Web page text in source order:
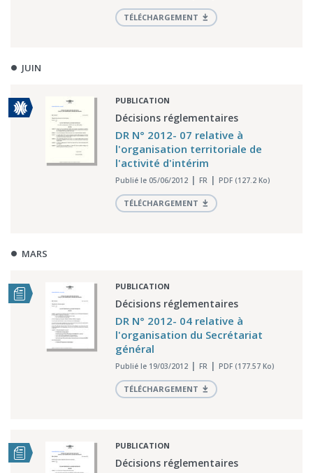
TÉLÉCHARGEMENT
JUIN
PUBLICATION
Décisions réglementaires
DR N° 2012- 07 relative à
l'organisation territoriale de
l'activité d'intérim
Publié le 05/06/2012 FR PDF (127.2 Ko)
TÉLÉCHARGEMENT
MARS
PUBLICATION
Décisions réglementaires
DR N° 2012- 04 relative à
l'organisation du Secrétariat
général
Publié le 19/03/2012 FR PDF (177.57 Ko)
TÉLÉCHARGEMENT
PUBLICATION
Décisions réglementaires